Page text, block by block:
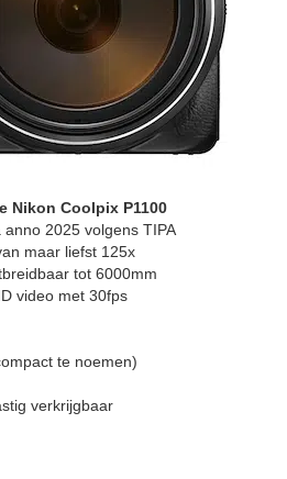
Nikon Coolpix P1100
2025 volgens TIPA
maar liefst 125x
tot 6000mm
video met 30fps
te noemen)
verkrijgbaar